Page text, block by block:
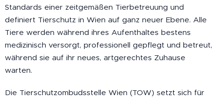
Standards einer zeitgemäßen Tierbetreuung und
definiert Tierschutz in Wien auf ganz neuer Ebene. Alle
Tiere werden während ihres Aufenthaltes bestens
medizinisch versorgt, professionell gepflegt und betreut,
während sie auf ihr neues, artgerechtes Zuhause
warten.
Die Tierschutzombudsstelle Wien (TOW) setzt sich für